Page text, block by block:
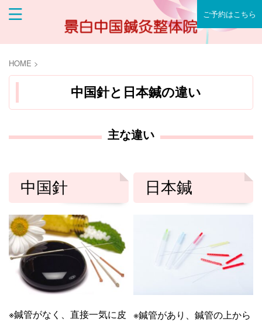
ご予約はこちら
HOME >
中国針と日本鍼の違い
主な違い
中国針
※鍼管がなく、直接一気に皮
日本鍼
※鍼管があり、鍼管の上から